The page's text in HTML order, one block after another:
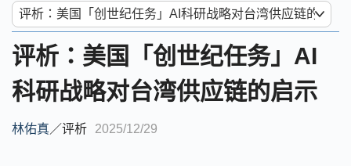
评析：美国「创世纪任务」AI
科研战略对台湾供应链的启示
林佑真／评析 2025/12/29